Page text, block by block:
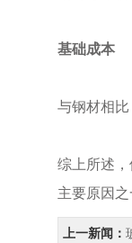
基础成本
与钢材相
综上所述
主要原因之
上一新闻：